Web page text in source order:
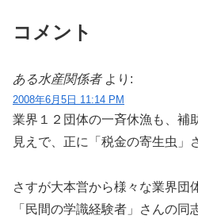
コメント
ある水産関係者 より:
2008年6月5日 11:14 PM
業界１２団体の一斉休漁も、補
見えで、正に「税金の寄生虫」
さすが大本営から様々な業界団
「民間の学識経験者」さんの